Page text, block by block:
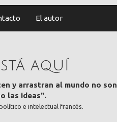
El autor
aquí
y arrastran al mundo no son
las ideas".
e intelectual francés.